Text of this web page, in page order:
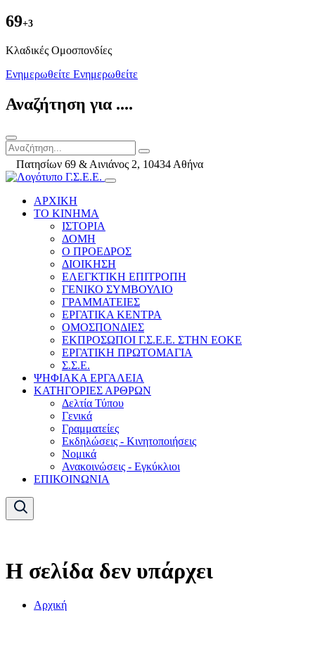
69+3
Kλαδικές Ομοσπονδίες
Ενημερωθείτε Ενημερωθείτε
Αναζήτηση για ....
Πατησίων 69 & Αινιάνος 2, 10434 Αθήνα
ΑΡΧΙΚΗ
ΤΟ ΚΙΝΗΜΑ
ΙΣΤΟΡΙΑ
ΔΟΜΗ
Ο ΠΡΟΕΔΡΟΣ
ΔΙΟΙΚΗΣΗ
ΕΛΕΓΚΤΙΚΗ ΕΠΙΤΡΟΠΗ
ΓΕΝΙΚΟ ΣΥΜΒΟΥΛΙΟ
ΓΡΑΜΜΑΤΕΙΕΣ
ΕΡΓΑΤΙΚΑ ΚΕΝΤΡΑ
ΟΜΟΣΠΟΝΔΙΕΣ
ΕΚΠΡΟΣΩΠΟΙ Γ.Σ.Ε.Ε. ΣΤΗΝ ΕΟΚΕ
ΕΡΓΑΤΙΚΗ ΠΡΩΤΟΜΑΓΙΑ
Σ.Σ.Ε.
ΨΗΦΙΑΚΑ ΕΡΓΑΛΕΙΑ
ΚΑΤΗΓΟΡΙΕΣ ΑΡΘΡΩΝ
Δελτία Τύπου
Γενικά
Γραμματείες
Εκδηλώσεις - Κινητοποιήσεις
Νομικά
Ανακοινώσεις - Εγκύκλιοι
ΕΠΙΚΟΙΝΩΝΙΑ
Η σελίδα δεν υπάρχει
Αρχική